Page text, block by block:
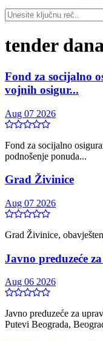
tender
Fond za socijalno
vojnih osigur...
Aug 07 2026
Fond za socijalno
podnošenje ponuda...
Grad Živinice
Aug 07 2026
Grad Živinice,
Javno preduzeće
Aug 06 2026
Javno preduzeće za
Putevi Beograda,